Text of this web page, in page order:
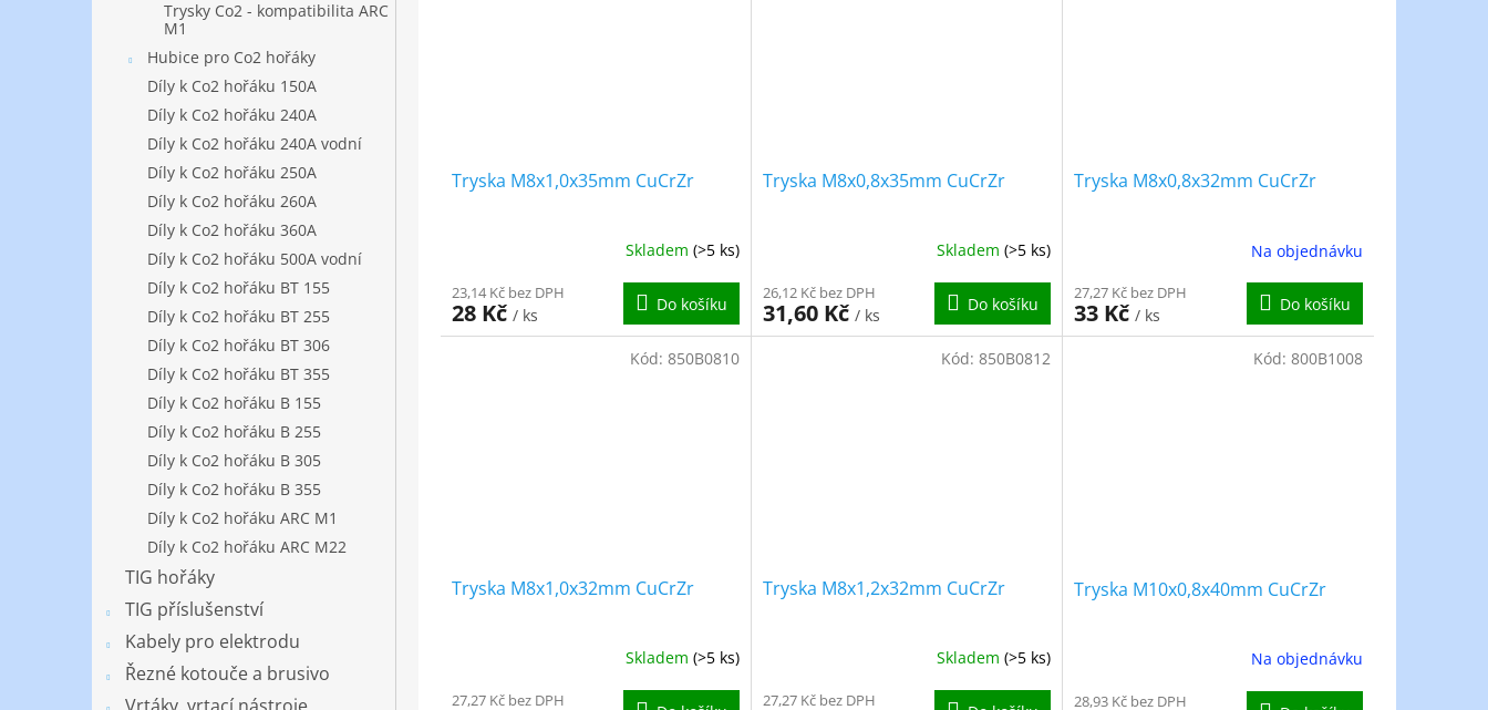
Trysky Co2 - kompatibilita ARC
M1
Hubice pro Co2 hořáky
Díly k Co2 hořáku 150A
Díly k Co2 hořáku 240A
Díly k Co2 hořáku 240A vodní
Díly k Co2 hořáku 250A
Díly k Co2 hořáku 260A
Díly k Co2 hořáku 360A
Díly k Co2 hořáku 500A vodní
Díly k Co2 hořáku BT 155
Díly k Co2 hořáku BT 255
Díly k Co2 hořáku BT 306
Díly k Co2 hořáku BT 355
Díly k Co2 hořáku B 155
Díly k Co2 hořáku B 255
Díly k Co2 hořáku B 305
Díly k Co2 hořáku B 355
Díly k Co2 hořáku ARC M1
Díly k Co2 hořáku ARC M22
TIG hořáky
TIG příslušenství
Kabely pro elektrodu
Řezné kotouče a brusivo
Tryska M8x1,0x35mm CuCrZr
Skladem (>5 ks)
23,14 Kč bez DPH
28 Kč / ks
Do košíku
Tryska M8x0,8x35mm CuCrZr
Skladem (>5 ks)
26,12 Kč bez DPH
31,60 Kč / ks
Do košíku
Tryska M8x0,8x32mm CuCrZr
Na objednávku
27,27 Kč bez DPH
33 Kč / ks
Do košíku
Tryska M8x1,0x32mm CuCrZr
Skladem (>5 ks)
27,27 Kč bez DPH
Kód: 850B0810
Tryska M8x1,2x32mm CuCrZr
Skladem (>5 ks)
27,27 Kč bez DPH
Kód: 850B0812
Tryska M10x0,8x40mm CuCrZr
Na objednávku
28,93 Kč bez DPH
Kód: 800B1008